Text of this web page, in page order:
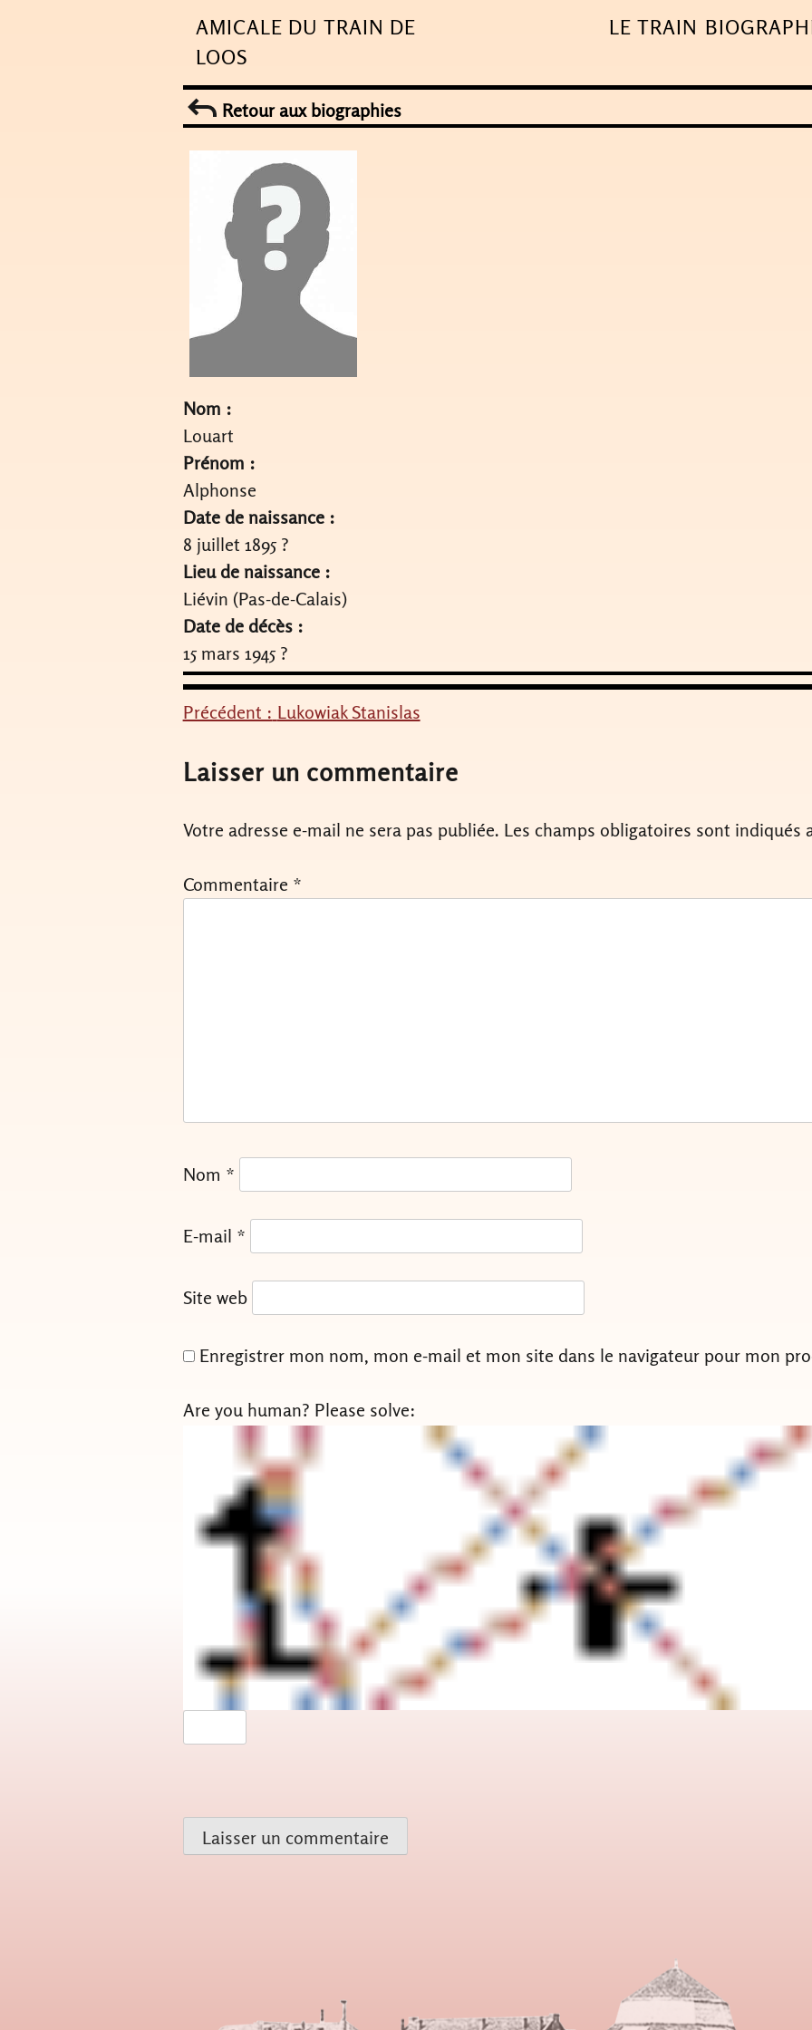
to
content
AMICALE DU TRAIN DE
LOOS
LE TRAIN
Retour aux biographies
Nom :
Louart
Prénom :
Alphonse
Date de naissance :
8 juillet 1895 ?
Lieu de naissance :
Liévin (Pas-de-Calais)
Date de décès :
15 mars 1945 ?
Navigation
de
Précédent : Lukowiak Stanislas
Laisser un commentaire
Votre adresse e-mail ne sera pas publiée. Les champs obligatoires sont indiqués
Commentaire *
Nom *
E-mail *
Site web
Enregistrer mon nom, mon e-mail et mon site dans le navigateur pour mon
Are you human? Please solve: